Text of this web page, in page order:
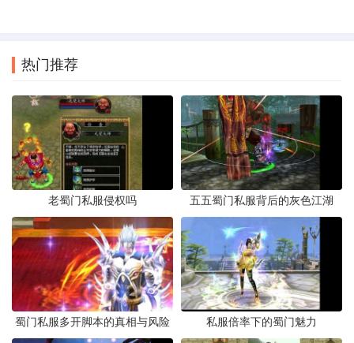
热门推荐
老蜀门私服侵权吗 五五蜀门私服背后的灰色江湖
蜀门私服多开脚本的真相与风险 私服倍率下的蜀门魅力